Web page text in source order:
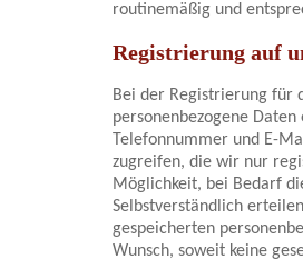
routinemäßig und
Registrierung auf
Bei der Registrierung für
personenbezogene
Telefonnummer und E-
zugreifen, die wir nur
Möglichkeit, bei Bedarf
Selbstverständlich
gespeicherten
Wunsch, soweit keine